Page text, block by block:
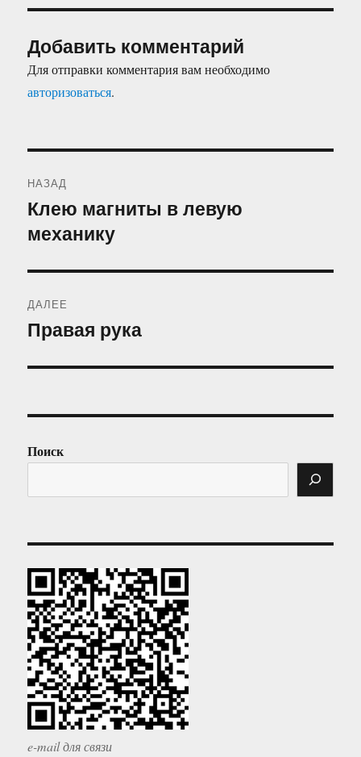
Добавить комментарий
Для отправки комментария вам необходимо
авторизоваться.
по
записям
НАЗАД
Предыдущая
запись:
Клею магниты в левую
механику
ДАЛЕЕ
Следующая
Правая рука
Поиск
e-mail для связи